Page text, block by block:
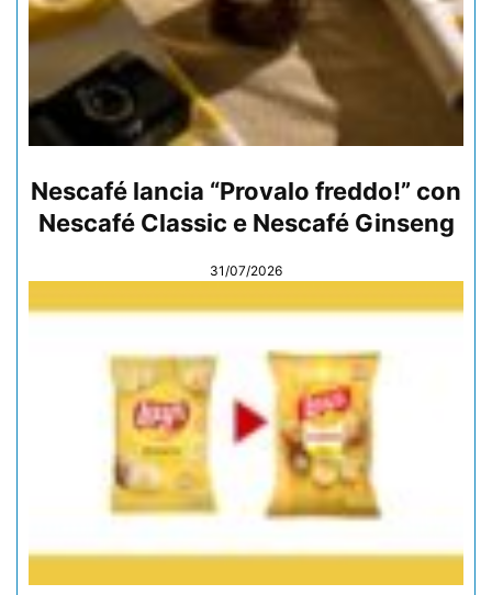
Nescafé lancia “Provalo freddo!” con
Nescafé Classic e Nescafé Ginseng
31/07/2026